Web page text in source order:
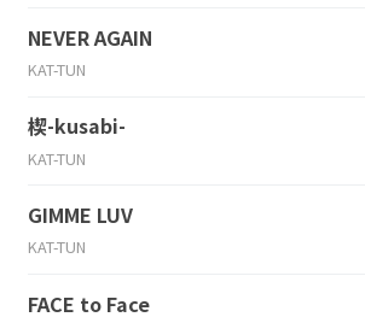
NEVER AGAIN
KAT-TUN
楔-kusabi-
KAT-TUN
GIMME LUV
KAT-TUN
FACE to Face